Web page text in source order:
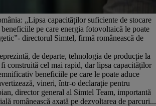
„Lipsa capacităților suficiente de stocare
pe care energia fotovoltaică le poate
directorul Simtel, firmă românească de
de departe, tehnologia de producție la
fi construită cel mai rapid, dar lipsa capacităților
beneficiile pe care le poate aduce
vineri, într-o declarație pentru
director general al Simtel Team, importantă
românească axată pe dezvoltarea de parcuri...